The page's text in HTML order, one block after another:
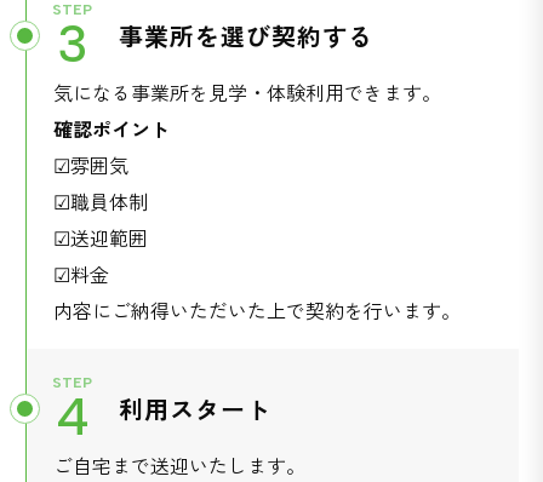
STEP
3 事業所を選び契約する
気になる事業所を見学・体験利用できます。
確認ポイント
☑︎雰囲気
☑︎職員体制
☑︎送迎範囲
☑︎料金
内容にご納得いただいた上で契約を行います。
STEP
4 利用スタート
ご自宅まで送迎いたします。